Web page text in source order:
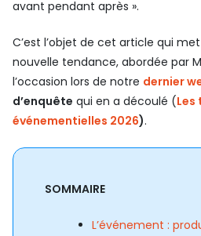
avant pendant après ».
C’est l’objet de cet article qui
nouvelle tendance, abordée par
l’occasion lors de notre dernier
d’enquête qui en a découlé (Les
événementielles 2026).
SOMMAIRE
L’événement :